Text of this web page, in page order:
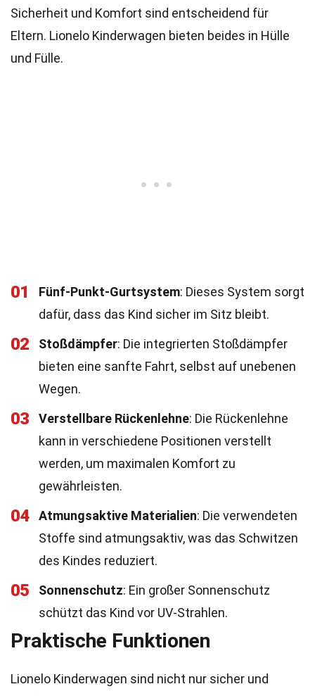
Sicherheit und Komfort sind entscheidend für
Eltern. Lionelo Kinderwagen bieten beides in Hülle
und Fülle.
01 Fünf-Punkt-Gurtsystem: Dieses System sorgt
dafür, dass das Kind sicher im Sitz bleibt.
02 Stoßdämpfer: Die integrierten Stoßdämpfer
bieten eine sanfte Fahrt, selbst auf unebenen
Wegen.
03 Verstellbare Rückenlehne: Die Rückenlehne
kann in verschiedene Positionen verstellt
werden, um maximalen Komfort zu
gewährleisten.
04 Atmungsaktive Materialien: Die verwendeten
Stoffe sind atmungsaktiv, was das Schwitzen
des Kindes reduziert.
05 Sonnenschutz: Ein großer Sonnenschutz
schützt das Kind vor UV-Strahlen.
Praktische Funktionen
Lionelo Kinderwagen sind nicht nur sicher und